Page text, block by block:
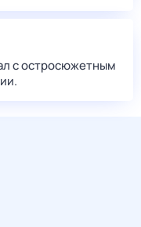
с остросюжетным